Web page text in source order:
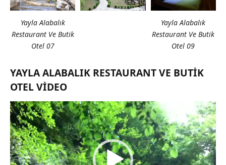
Yayla Alabalık
Restaurant Ve Butik
Otel 07
Yayla Alabalık
Restaurant Ve Butik
Otel 09
YAYLA ALABALIK RESTAURANT VE BUTIK
OTEL VIDEO
Video
oynatıcı